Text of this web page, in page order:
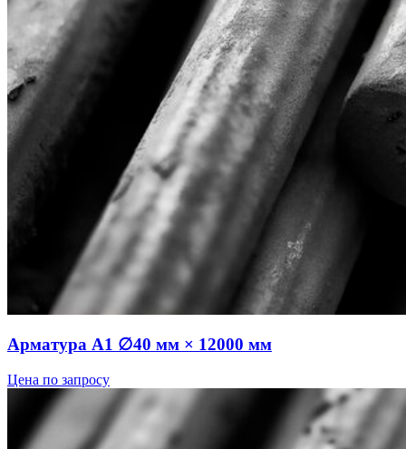
Арматура А1 ∅40 мм × 12000 мм
Цена по запросу